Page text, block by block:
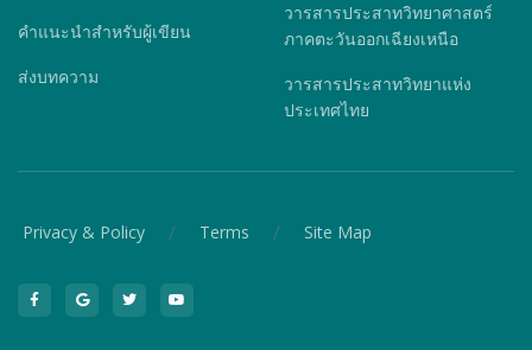
คำแนะนำสำหรับผู้เขียน
ส่งบทความ
วารสารประสาทวิทยาศาสตร์
ภาคตะวันออกเฉียงเหนือ
วารสารประสาทวิทยาแห่ง
ประเทศไทย
Privacy & Policy / Terms / Site Map